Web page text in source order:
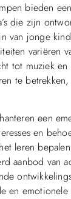
bieden
die zijn
van jonge
variëren
tot muziek
te
een
en
leren
aanbod van
en